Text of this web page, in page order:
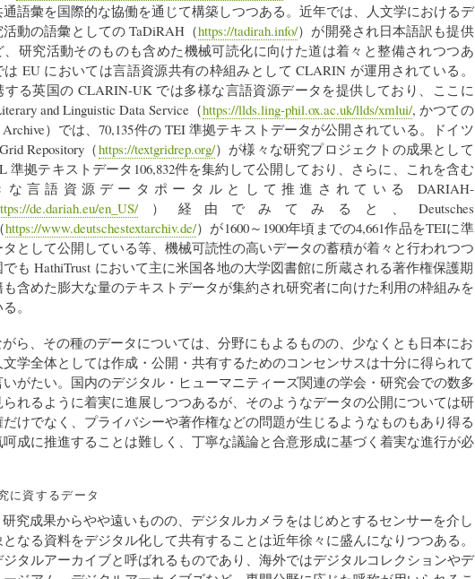
語彙を国際的な協働を通じて構築しつつある。近年では、人文学におけるデ
動の語彙としての TaDiRAH（https://tadirah.info/）が開発され日本語訳も提供
、研究活動そのものも含めた機械可読化に向けた道は着々と整備されつつあ
は EU においては言語資源共有の枠組みとして CLARIN が運用されている。
する英国の CLARIN-UK では多様な言語資源データを提供しており、ここに
and Linguistic Data Service（https://llds.ling-phil.ox.ac.uk/llds/xmlui/, かつての
Archive）では、70,135件の TEI 準拠テキストデータが公開されている。ドイツ
Repository（https://textgridrep.org/）が様々な研究プロジェクトの成果として
準拠テキストデータ106,832件を集約して公開しており、さらに、これを含む
な言語資源データポータルとして推進されている DARIAH-
de.dariah.eu/en_US/）経由でみてみると、Deutsches
https://www.deutschestextarchiv.de/）が1600～1900年頃までの4,661作品をTEIに準
として公開している等、機械可読性の高いデータの蓄積が着々と行われつつ
も HathiTrust において主に米国各地の大学図書館に所蔵される著作権保護期
含めた膨大な量のテキストデータが集約され研究者に向けた利用の枠組みを
。
がら、その種のデータについては、分野にもよるものの、少なくとも日本にお
学全体としては作成・公開・共有するためのコンセンサスは十分に得られて
がたい。国内のデジタル・ヒューマニティーズ関連の学会・研究会での数多
れるように着実に進展しつつあるが、そのようなデータの公開については研
けでなく、プライバシーや著作権などの問題が生じるようなものもあり得る
成に推進することは難しく、丁寧な議論と合意形成に基づく着実な進行が必
に資するデータ
究成果からやや遠いものの、デジタルカメラをはじめとするセンサーを介し
なる資料をデジタル化して共有することは近年徐々に盛んになりつつある。
ジタルアーカイブと呼ばれるものであり、海外ではデジタルコレクションやデ